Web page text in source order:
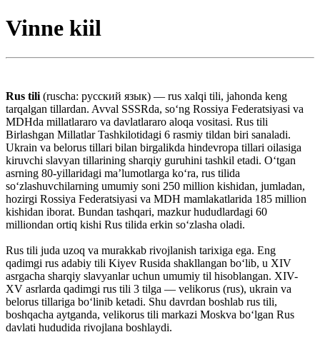
Vinne kiil
Rus tili (ruscha: русский язык) — rus xalqi tili, jahonda keng
tarqalgan tillardan. Avval SSSRda, soʻng Rossiya Federatsiyasi va
MDHda millatlararo va davlatlararo aloqa vositasi. Rus tili
Birlashgan Millatlar Tashkilotidagi 6 rasmiy tildan biri sanaladi.
Ukrain va belorus tillari bilan birgalikda hindevropa tillari oilasiga
kiruvchi slavyan tillarining sharqiy guruhini tashkil etadi. Oʻtgan
asrning 80-yillaridagi maʼlumotlarga koʻra, rus tilida
soʻzlashuvchilarning umumiy soni 250 million kishidan, jumladan,
hozirgi Rossiya Federatsiyasi va MDH mamlakatlarida 185 million
kishidan iborat. Bundan tashqari, mazkur hududlardagi 60
milliondan ortiq kishi Rus tilida erkin soʻzlasha oladi.
Rus tili juda uzoq va murakkab rivojlanish tarixiga ega. Eng
qadimgi rus adabiy tili Kiyev Rusida shakllangan boʻlib, u XIV
asrgacha sharqiy slavyanlar uchun umumiy til hisoblangan. XIV-
XV asrlarda qadimgi rus tili 3 tilga — velikorus (rus), ukrain va
belorus tillariga boʻlinib ketadi. Shu davrdan boshlab rus tili,
boshqacha aytganda, velikorus tili markazi Moskva boʻlgan Rus
davlati hududida rivojlana boshlaydi.